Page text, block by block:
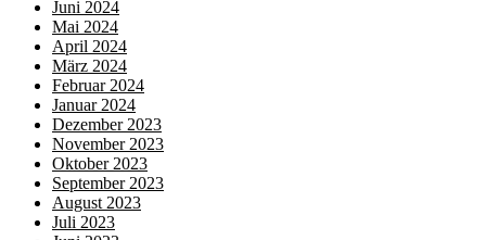
Juni 2024
Mai 2024
April 2024
März 2024
Februar 2024
Januar 2024
Dezember 2023
November 2023
Oktober 2023
September 2023
August 2023
Juli 2023